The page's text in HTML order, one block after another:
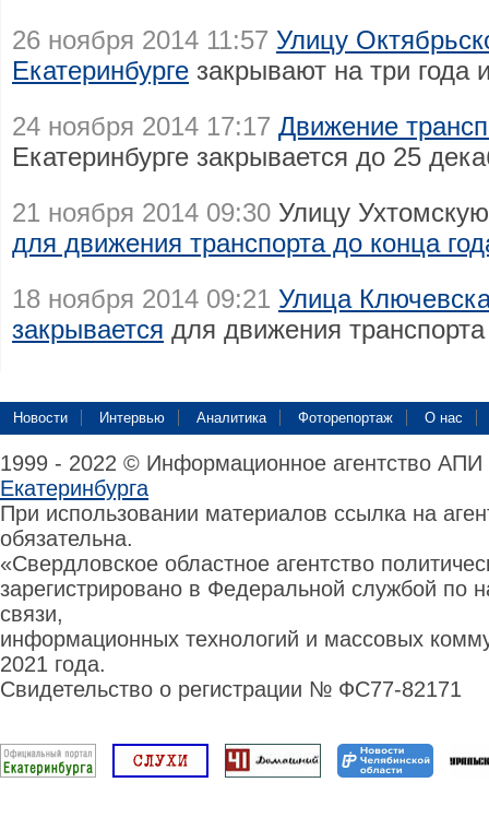
26 ноября 2014 11:57 Улицу
Екатеринбурге закрывают на три года
24 ноября 2014 17:17 Движение
Екатеринбурге закрывается до 25
21 ноября 2014 09:30 Улицу
для движения транспорта до конца
18 ноября 2014 09:21 Улица
закрывается для движения
Новости Интервью Аналитика Фоторепортаж О нас
1999 - 2022 © Информационное агентство
Екатеринбурга
При использовании материалов ссылка на
обязательна.
«Свердловское областное агентство
зарегистрировано в Федеральной службой по
связи,
информационных технологий и массовых
2021 года.
Свидетельство о регистрации № ФС77-82171